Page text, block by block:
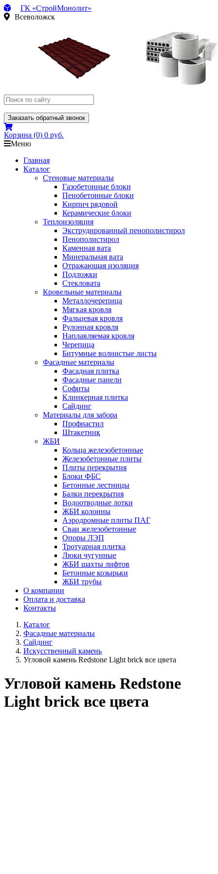
ГК «СтройМонолит»
Всеволожск
Заказать обратный звонок
Корзина (0) 0 руб.
Меню
Главная
Каталог
Стеновые материалы
Газобетонные блоки
Пенобетонные блоки
Кирпич рядовой
Керамические блоки
Теплоизоляция
Экструдированный пенополистирол
Пенополистирол
Каменная вата
Минеральная вата
Отражающая изоляция
Подложки
Стекловата
Кровельные материалы
Металлочерепица
Мягкая кровля
Фальцевая кровля
Рулонная кровля
Наплавляемая кровля
Черепица
Битумные волнистые листы
Фасадные материалы
Фасадная плитка
Фасадные панели
Софиты
Клинкерная плитка
Сайдинг
Материалы для забора
Профнастил
Штакетник
ЖБИ
Кольца железобетонные
Железобетонные плиты
Плиты перекрытия
Блоки ФБС
Бетонные лестницы
Балки перекрытия
Водоотводные лотки
ЖБИ колонны
Аэродромные плиты ПАГ
Сваи железобетонные
Опоры ЛЭП
Тротуарная плитка
Люки чугунные
ЖБИ шахты лифтов
Бетонные козырьки
ЖБИ трубы
О компании
Оплата и доставка
Контакты
Каталог
Фасадные материалы
Сайдинг
Искусственный камень
Угловой камень Redstone Light brick все цвета
Угловой камень Redstone
Light brick все цвета